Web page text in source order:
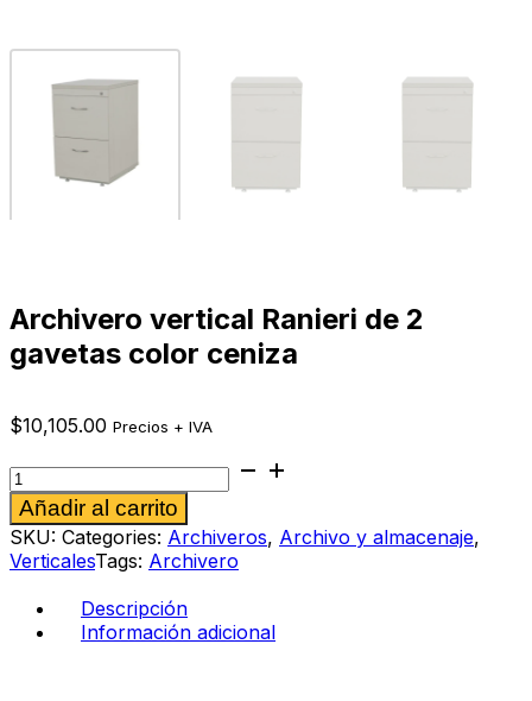
Archivero vertical Ranieri de 2
gavetas color ceniza
$10,105.00 Precios + IVA
Archivero
vertical
Ranieri
de
2
gavetas
ceniza
cantidad
Añadir al carrito
SKU: Categories: Archiveros, Archivo y almacenaje,
VerticalesTags: Archivero
Descripción
Información adicional